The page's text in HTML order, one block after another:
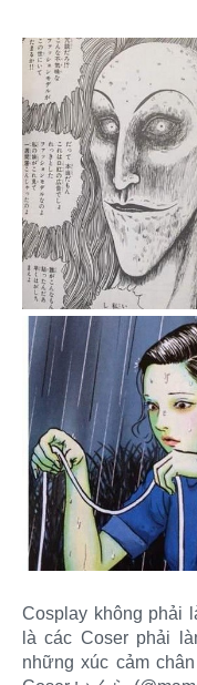
Cosplay không phải
là các Coser phải
những xúc cảm